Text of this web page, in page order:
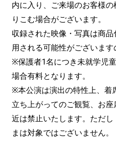
内に入り、ご来場のお客様
りこむ場合がございます。
収録された映像・写真は商
用される可能性がございます
※保護者1名につき未就学児
場合有料となります。
※本公演は演出の特性上、着
立ち上がってのご観覧、お
近は禁止いたします。ただ
まは対象ではございません。